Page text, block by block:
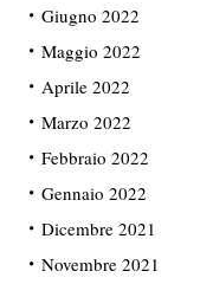
Giugno 2022
Maggio 2022
Aprile 2022
Marzo 2022
Febbraio 2022
Gennaio 2022
Dicembre 2021
Novembre 2021